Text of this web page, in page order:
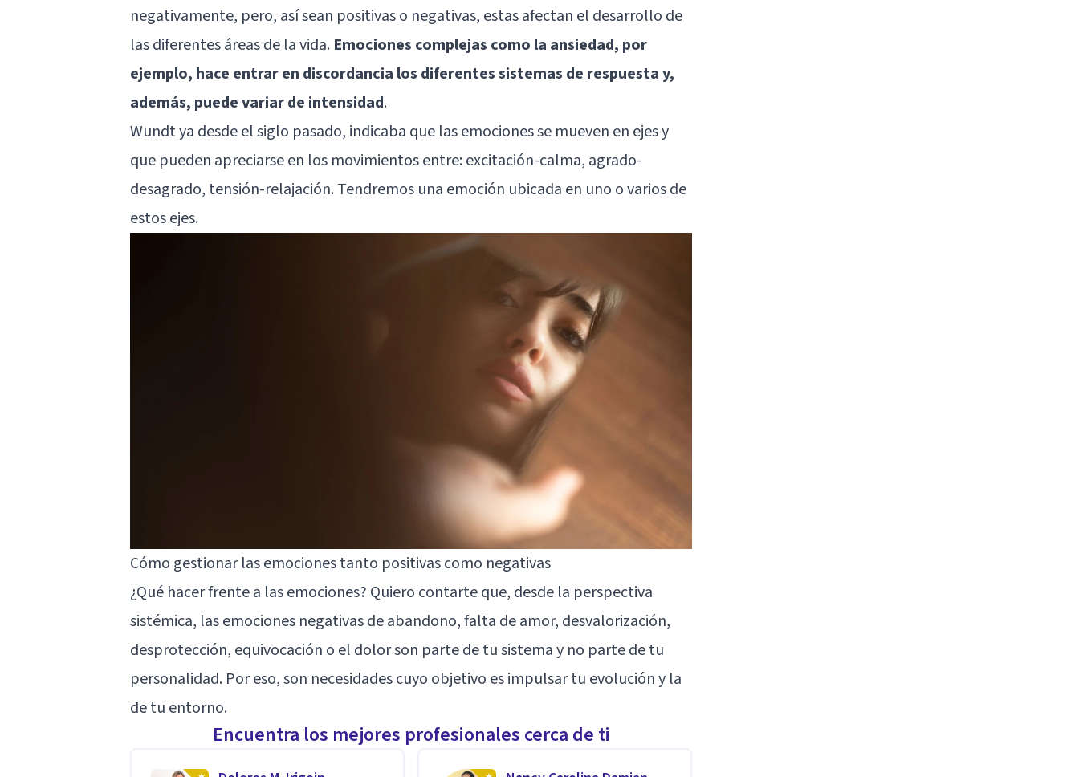
negativamente, pero, así sean positivas o negativas, estas afectan el desarrollo de
las diferentes áreas de la vida. Emociones complejas como la ansiedad, por
ejemplo, hace entrar en discordancia los diferentes sistemas de respuesta y,
además, puede variar de intensidad.
Wundt ya desde el siglo pasado, indicaba que las emociones se mueven en ejes y
que pueden apreciarse en los movimientos entre: excitación-calma, agrado-
desagrado, tensión-relajación. Tendremos una emoción ubicada en uno o varios de
estos ejes.
Cómo gestionar las emociones tanto positivas como negativas
¿Qué hacer frente a las emociones? Quiero contarte que, desde la perspectiva
sistémica, las emociones negativas de abandono, falta de amor, desvalorización,
desprotección, equivocación o el dolor son parte de tu sistema y no parte de tu
personalidad. Por eso, son necesidades cuyo objetivo es impulsar tu evolución y la
de tu entorno.
Encuentra los mejores profesionales cerca de ti